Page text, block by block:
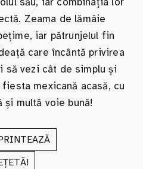
Zeama de lămâie
iar pătrunjelul fin
care încântă privirea
să vezi cât de simplu și
mexicană acasă, cu
multă voie bună!